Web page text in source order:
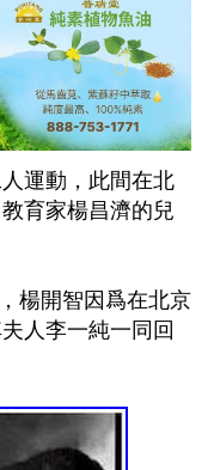
運動，此間在北
育家楊昌濟的兒
楊開智因爲在北京
人李一純一同回